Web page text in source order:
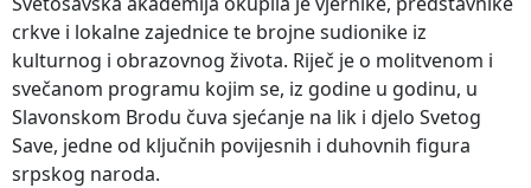
crkve i lokalne zajednice te brojne sudionike iz
kulturnog i obrazovnog života. Riječ je o molitvenom i
svečanom programu kojim se, iz godine u godinu, u
Slavonskom Brodu čuva sjećanje na lik i djelo Svetog
Save, jedne od ključnih povijesnih i duhovnih figura
srpskog naroda.